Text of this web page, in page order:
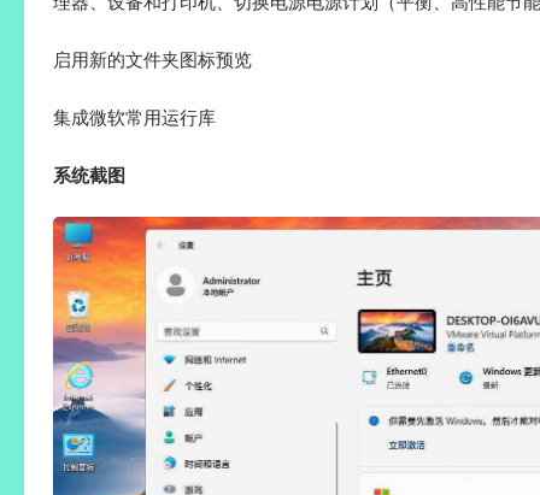
启用新的文件夹图标预览
集成微软常用运行库
系统截图